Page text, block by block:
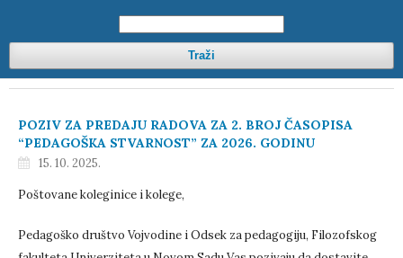
Traži
POZIV ZA PREDAJU RADOVA ZA 2. BROJ ČASOPISA
“PEDAGOŠKA STVARNOST” ZA 2026. GODINU
15. 10. 2025.
Poštovane koleginice i kolege,
Pedagoško društvo Vojvodine i Odsek za pedagogiju, Filozofskog